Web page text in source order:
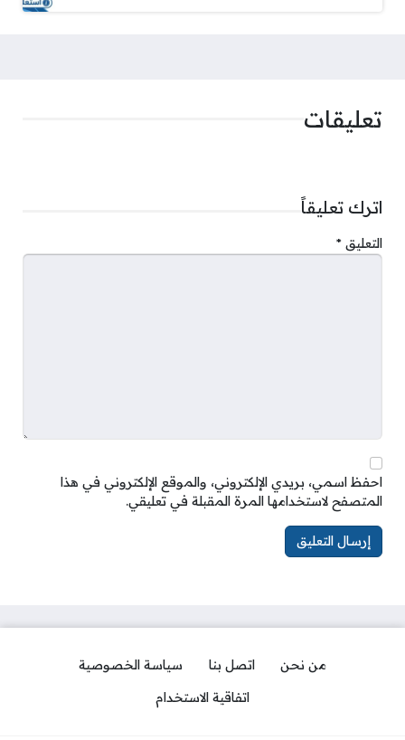
تعليقات
اترك تعليقاً
التعليق *
احفظ اسمي، بريدي الإلكتروني، والموقع الإلكتروني في هذا
المتصفح لاستخدامها المرة المقبلة في تعليقي.
من نحن اتصل بنا
سياسة الخصوصية
اتفاقية الاستخدام